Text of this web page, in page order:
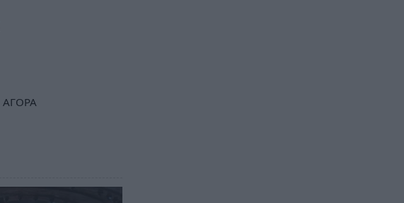
ΑΓΟΡΑ